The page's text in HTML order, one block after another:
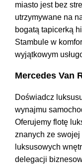
miasto jest bez
utrzymywane na
bogatą tapicerką
Stambule w
wyjątkowym
Mercedes Van
Doświadcz
wynajmu
Oferujemy flotę
znanych ze
luksusowych
delegacji